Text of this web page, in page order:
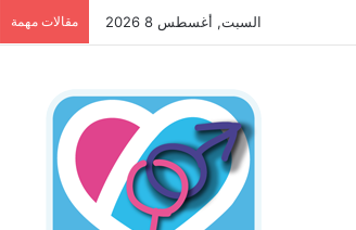
السبت, أغسطس 8 2026 مقالات مهمة